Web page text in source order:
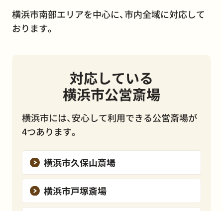
横浜市南部エリアを中心に、市内全域に対応して
おります。
対応している
横浜市公営斎場
横浜市には、安心して利用できる公営斎場が
4つあります。
横浜市久保山斎場
横浜市戸塚斎場